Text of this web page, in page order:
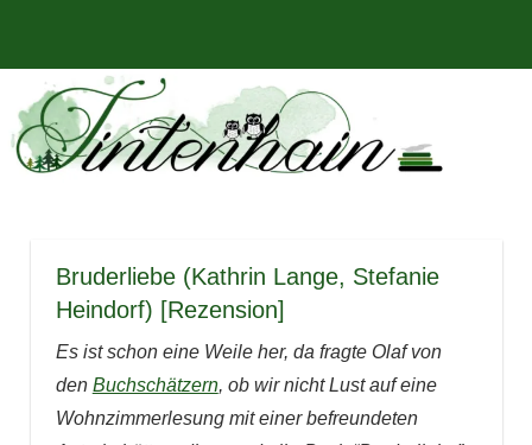
springen
Tintenhain
–
Der
Rezensionen
und
mehr
Bruderliebe (Kathrin Lange, Stefanie
Heindorf) [Rezension]
Es ist schon eine Weile her, da fragte Olaf von
den Buchschätzern, ob wir nicht Lust auf eine
Wohnzimmerlesung mit einer befreundeten